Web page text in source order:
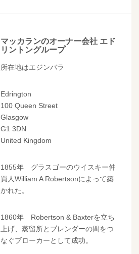
マッカランのオーナー会社 エド
リントングループ
所在地はエジンバラ
Edrington
100 Queen Street
Glasgow
G1 3DN
United Kingdom
1855年 グラスゴーのウイスキー仲
買人William A Robertsonによって築
かれた。
1860年 Robertson & Baxterを立ち
上げ、蒸留所とブレンダーの間をつ
なぐブローカーとして成功。